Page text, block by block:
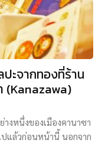
ะจากทองที่ร้าน
(Kanazawa)
งหนึ่งของเมืองคานาซา
ปแล้วก่อนหน้านี้ นอกจาก